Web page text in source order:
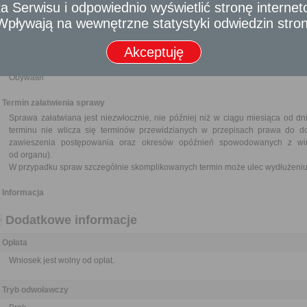
Oświadczenie wnioskodawcy o wspólnym zamieszkiwaniu z
gospodarstwa domowego do chwili śmierci najemcy lub do dnia
Obywatel
Termin załatwienia sprawy
Sprawa załatwiana jest niezwłocznie, nie później niż w ciągu miesiąca od
terminu nie wlicza się terminów przewidzianych w przepisach prawa do
zawieszenia postępowania oraz okresów opóźnień spowodowanych z
od organu).
W przypadku spraw szczególnie skomplikowanych termin może ulec
Informacja
Dodatkowe informacje
Opłata
Wniosek jest wolny od opłat.
Tryb odwoławczy
Serwisu i odpowiednio wyświetlić stronę
na wewnętrzne statystyki odwiedzin
Akceptuję